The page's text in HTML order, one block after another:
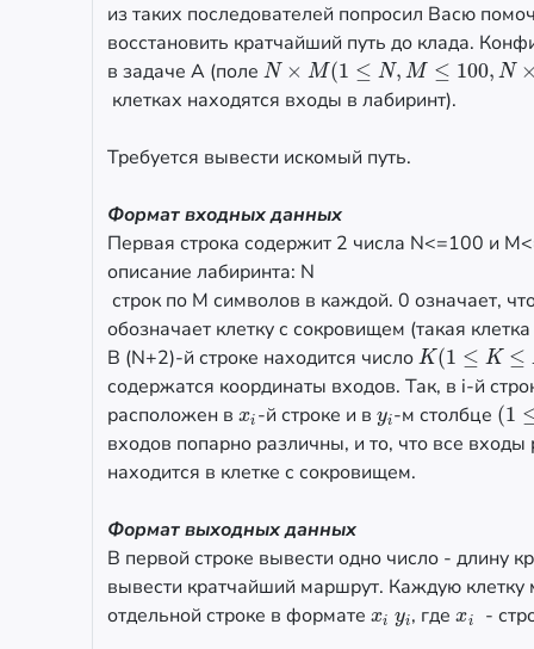
из таких последователей попросил Васю
восстановить кратчайший путь до клада.
в задаче A (поле N × M(1 ≤ N, M ≤ 100, N
N×M (1≤N M≤100,N ×M≤100))
клетках находятся входы в лабиринт).
Требуется вывести искомый путь.
Формат входных данных
Первая строка содержит 2 числа N<=100 и
описание лабиринта: N
строк по M символов в каждой. 0 означает,
обозначает клетку с сокровищем (такая
В (N+2)-й строке находится число K(1 ≤ K ≤
K(1≤ K≤ N× M)
содержатся координаты входов. Так, в i-й
расположен в xi
xi -й строке и вyi
yi-м столбце (1
(1 ≤x
входов попарно различны, и то, что все
находится в клетке с сокровищем.
Формат выходных данных
В первой строке вывести одно число - длину
вывести кратчайший маршрут. Каждую
отдельной строке в формате xi
xi yi
yi, гдеxi
xi -